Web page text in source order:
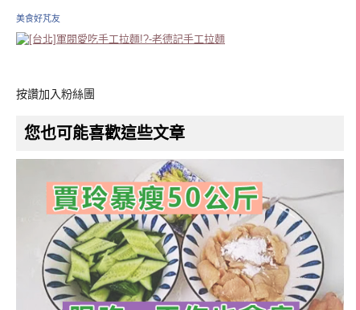
美食好芃友
按讚加入粉絲團
您也可能喜歡這些文章